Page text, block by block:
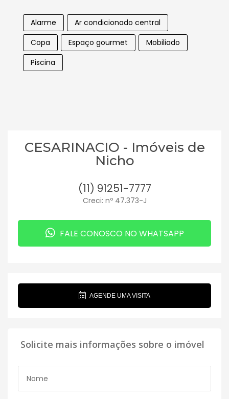
Alarme
Ar condicionado central
Copa
Espaço gourmet
Mobiliado
Piscina
CESARINACIO - Imóveis de
Nicho
(11) 91251-7777
Creci: nº 47.373-J
FALE CONOSCO NO WHATSAPP
AGENDE UMA VISITA
Solicite mais informações sobre o imóvel